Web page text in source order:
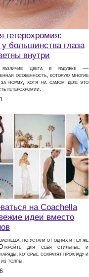
гетерохромия:
большинства глаза
внутри
различие цвета в радужке —
особенность, которую многие
норму, хотя на самом деле это
гетерохромии.
на Coachella
идеи вместо
но устали от одних и тех же
для себя стильные и
которые сохранят прохладу и
из толпы.